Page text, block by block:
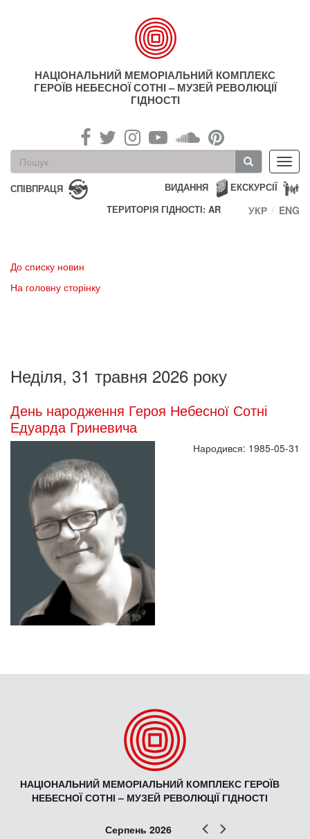
НАЦІОНАЛЬНИЙ МЕМОРІАЛЬНИЙ КОМПЛЕКС
ГЕРОЇВ НЕБЕСНОЇ СОТНІ – МУЗЕЙ РЕВОЛЮЦІЇ
ГІДНОСТІ
Пошукова
форма
Пошук
СПІВПРАЦЯ ЕКСКУРСІЇ
ВИДАННЯ
ТЕРИТОРІЯ ГІДНОСТІ: AR
УКР ENG
До списку новин
На головну сторінку
Неділя, 31 травня 2026 року
День народження Героя Небесної Сотні
Едуарда Гриневича
Народився: 1985-05-31
НАЦІОНАЛЬНИЙ МЕМОРІАЛЬНИЙ КОМПЛЕКС ГЕРОЇВ
НЕБЕСНОЇ СОТНІ – МУЗЕЙ РЕВОЛЮЦІЇ ГІДНОСТІ
Попер
Серпень 2026